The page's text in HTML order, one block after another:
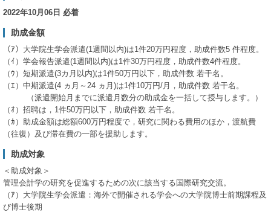
2022年10月06日 必着
助成金額
（ｱ）大学院生学会派遣(1週間以内)は1件20万円程度，助成件数5 件程度。
（ｲ）学会報告派遣(1週間以内)は1件30万円程度，助成件数4件程度。
（ｳ）短期派遣(3カ月以内)は1件50万円以下，助成件数 若干名。
（ｴ）中期派遣(4 ヵ月～24 ヵ月)は1件10万円/月，助成件数 若干名。
（派遣開始月までに派遣月数分の助成金を一括して授与します。）
（ｵ）招聘は，1件50万円以下，助成件数 若干名。
（ｶ）助成金額は総額600万円程度で，研究に関わる費用のほか，渡航費
（往復）及び滞在費の一部を援助します。
助成対象
＜助成対象＞
管理会計学の研究を促進するための次に該当する国際研究交流。
（ｱ）大学院生学会派遣：海外で開催される学会への大学院博士前期課程及
び博士後期